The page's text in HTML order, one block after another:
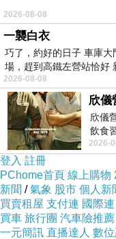
珍妮佛羅培茲與
對，至少有一些
笑的綠葉，像是
身懷六甲的女副
色在緊急狀況下
手航空公司老闆
電影同事以上戀
茲與布雷特高德
羅洛培茲的律師
戀，在跟隨心意
老套的愛情喜劇
2026-08-08
一襲白衣
巧了，約好的日子 車庫
場，趕到高鐵左營站恰好
2026-08-08
欣儀
飲食
2026-
登入 註冊
PChome首頁 線上購物
新聞 /氣象 股市 個人新
買賣租屋 支付連 國際連
買車 旅行團 汽車險推薦
一元簡訊 直播達人 數